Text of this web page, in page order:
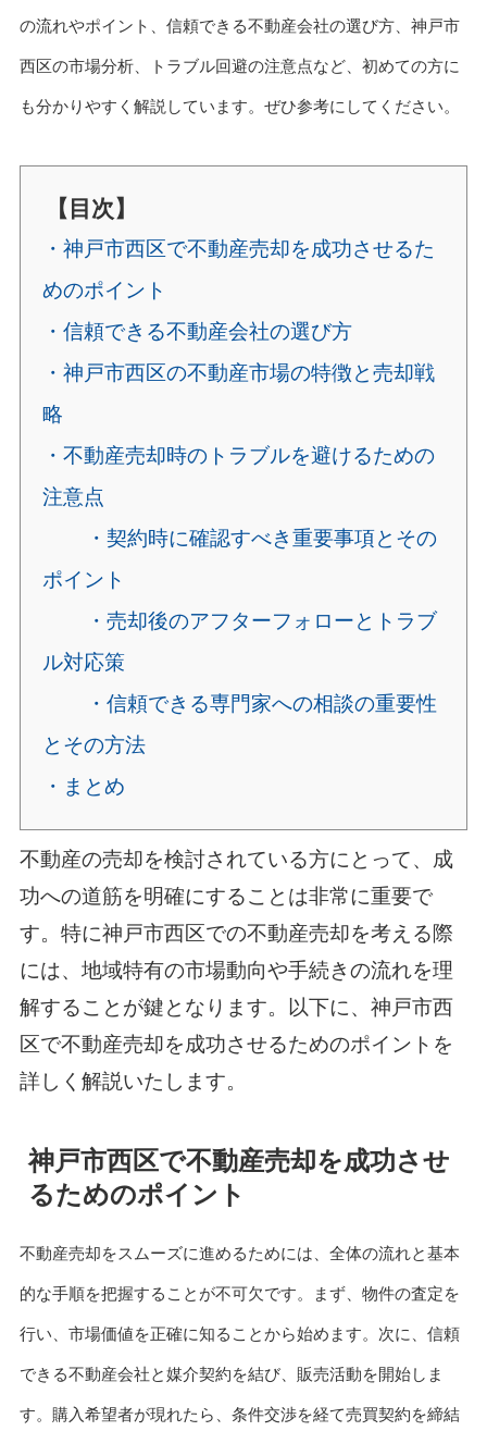
の流れやポイント、信頼できる不動産会社の選び方、神戸市
西区の市場分析、トラブル回避の注意点など、初めての方に
も分かりやすく解説しています。ぜひ参考にしてください。
【目次】
・神戸市西区で不動産売却を成功させるた
めのポイント
・信頼できる不動産会社の選び方
・神戸市西区の不動産市場の特徴と売却戦
略
・不動産売却時のトラブルを避けるための
注意点
・契約時に確認すべき重要事項とその
ポイント
・売却後のアフターフォローとトラブ
ル対応策
・信頼できる専門家への相談の重要性
とその方法
・まとめ
不動産の売却を検討されている方にとって、成
功への道筋を明確にすることは非常に重要で
す。特に神戸市西区での不動産売却を考える際
には、地域特有の市場動向や手続きの流れを理
解することが鍵となります。以下に、神戸市西
区で不動産売却を成功させるためのポイントを
詳しく解説いたします。
神戸市西区で不動産売却を成功させ
るためのポイント
不動産売却をスムーズに進めるためには、全体の流れと基本
的な手順を把握することが不可欠です。まず、物件の査定を
行い、市場価値を正確に知ることから始めます。次に、信頼
できる不動産会社と媒介契約を結び、販売活動を開始しま
す。購入希望者が現れたら、条件交渉を経て売買契約を締結